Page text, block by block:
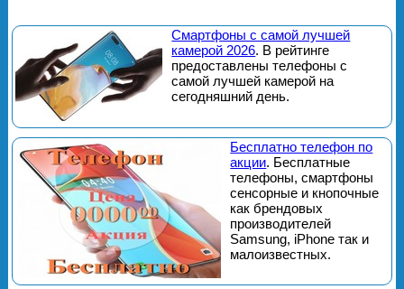
Смартфоны с самой лучшей
камерой 2026. В рейтинге
предоставлены телефоны с
самой лучшей камерой на
сегодняшний день.
Бесплатно телефон по
акции. Бесплатные
телефоны, смартфоны
сенсорные и кнопочные
как брендовых
производителей
Samsung, iPhone так и
малоизвестных.